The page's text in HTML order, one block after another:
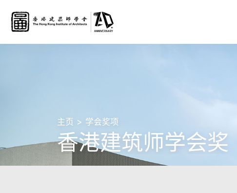
主页 学会奖项
香港建筑师学会奖